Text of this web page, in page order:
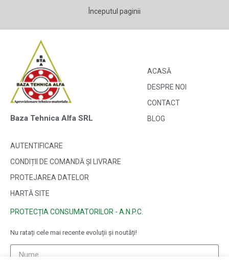
Începutul paginii
Baza Tehnica Alfa SRL
ACASĂ
DESPRE NOI
CONTACT
BLOG
AUTENTIFICARE
CONDIȚII DE COMANDĂ ȘI LIVRARE
PROTEJAREA DATELOR
HARTĂ SITE
PROTECȚIA CONSUMATORILOR - A.N.P.C.
Nu ratați cele mai recente evoluții și noutăți!